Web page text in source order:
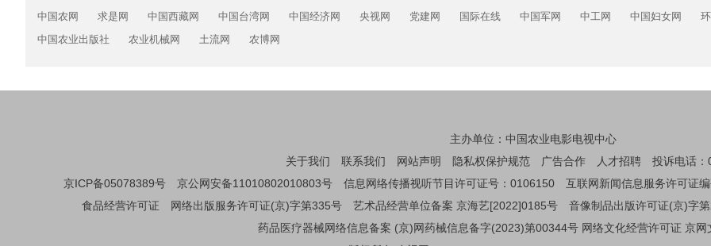
中国农网
求是网 中国西藏网 中国台湾网 中国经济网 央视网 党建网 国际在线 中国军网 中工网 中国妇女网
中国农业出版社
农业机械网 土流网 农博网
主办单位：中国农业电影电视中心
关于我们
联系我们 网站声明 隐私权保护规范 广告合作 人才招聘
投诉电话
京ICP备05078389号
京公网安备11010802010803号 信息网络传播视听节目许可证号：0106150
互联网新闻信息服务许可证
食品经营许可证
网络出版服务许可证(京)字第335号 艺术品经营单位备案 京海艺[2022]0185号
音像制品出版许可证(京)字
药品医疗器械网络信息备案 (京)网药械信息备字(2023)第00344号 网络文化经营许可证 京